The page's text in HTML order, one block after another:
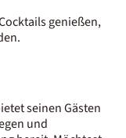
genießen,
seinen Gästen
und